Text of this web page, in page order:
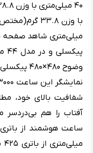
وضوح
شفافیت بالای خود،